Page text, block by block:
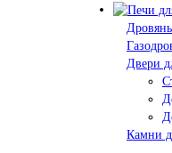
Двери
Камни